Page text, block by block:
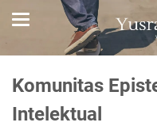
Komunitas
Intelektual